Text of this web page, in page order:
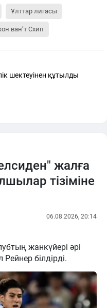
Ұлттар лигасы
ван’т Схип
шектеуінен құтылды
жалға
тізіміне
06.08.2026, 20:14
жанкүйері әрі
білдірді.